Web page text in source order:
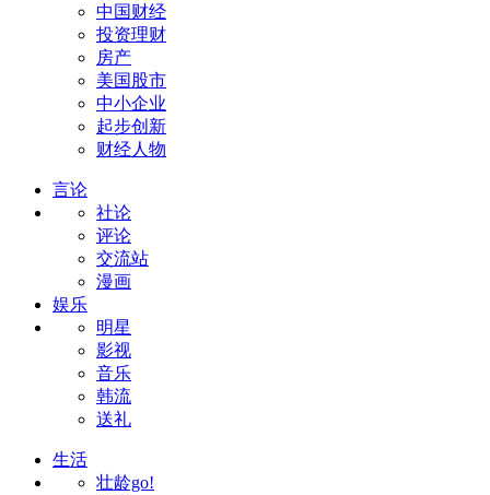
中国财经
投资理财
房产
美国股市
中小企业
起步创新
财经人物
言论
社论
评论
交流站
漫画
娱乐
明星
影视
音乐
韩流
送礼
生活
壮龄go!